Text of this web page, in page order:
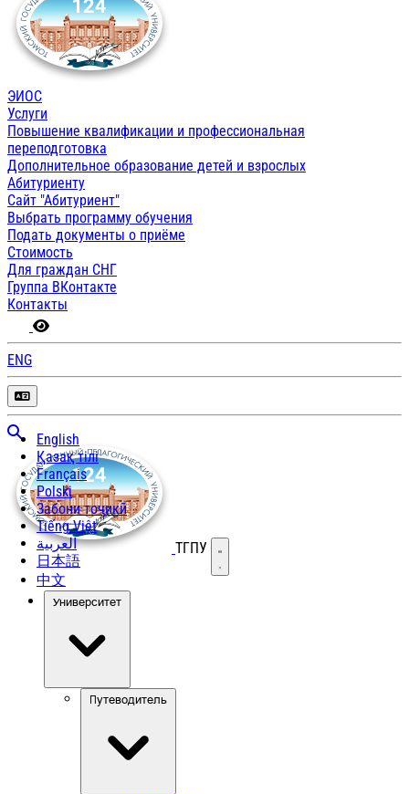
ЭИОС
Услуги
Повышение квалификации и профессиональная
переподготовка
Дополнительное образование детей и взрослых
Абитуриенту
Сайт "Абитуриент"
Выбрать программу обучения
Подать документы о приёме
Стоимость
Для граждан СНГ
Группа ВКонтакте
Контакты
ENG
English
Қазақ тілі
Français
Polski
Забони тоҷикӣ
Tiếng Việt
العربية
日本語
中文
ТГПУ Открыть меню
Университет
Путеводитель